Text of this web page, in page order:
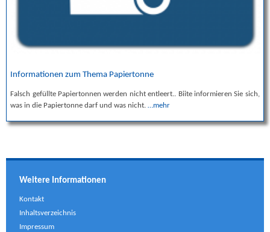
Informationen zum Thema Papiertonne
Falsch gefüllte Papiertonnen werden nicht entleert.. Biite informieren Sie sich,
was in die Papiertonne darf und was nicht.…mehr
Weitere Informationen
Kontakt
Inhaltsverzeichnis
Impressum